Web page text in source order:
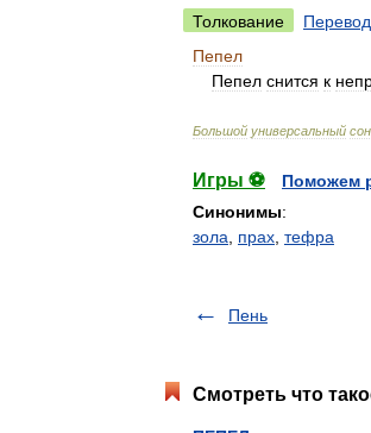
Толкование
Перевод
Пепел
Пепел снится к
Большой универсальный
Игры ⚽
Поможем
Синонимы:
зола
прах тефра
Пень
Смотреть что